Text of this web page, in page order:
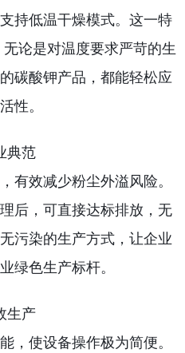
持低温干燥模式。这一特
论是对温度要求严苛的生
碳酸钾产品，都能轻松应
性。
典范
有效减少粉尘外溢风险。
后，可直接达标排放，无
污染的生产方式，让企业
绿色生产标杆。
生产
，使设备操作极为简便。